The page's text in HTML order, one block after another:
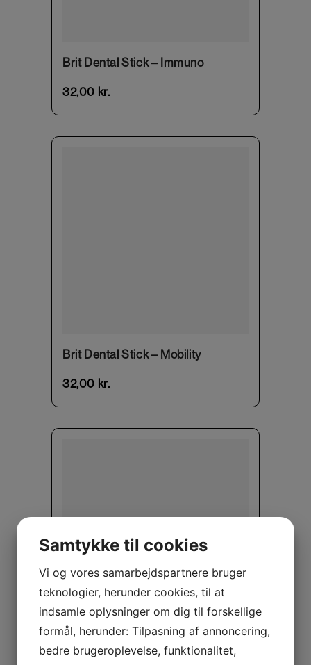
Brit Dental Stick – Immuno
32,00 kr.
Brit Dental Stick – Mobility
32,00 kr.
Brit Functional Snack – Endurance
Samtykke til cookies
Vi og vores samarbejdspartnere bruger
teknologier, herunder cookies, til at
indsamle oplysninger om dig til forskellige
formål, herunder: Tilpasning af annoncering,
bedre brugeroplevelse, funktionalitet,